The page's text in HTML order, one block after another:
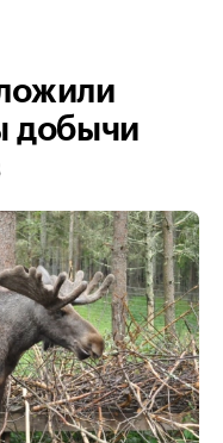
добычи